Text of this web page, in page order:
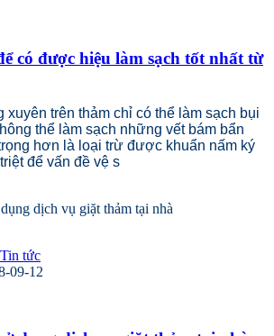
có được hiệu làm sạch tốt nhất từ
trên thảm chỉ có thể làm sạch bụi
thể làm sạch những vết bám bẩn
hơn là loại trừ được khuẩn nấm ký
để vấn đề vệ s
Tin tức
09-12